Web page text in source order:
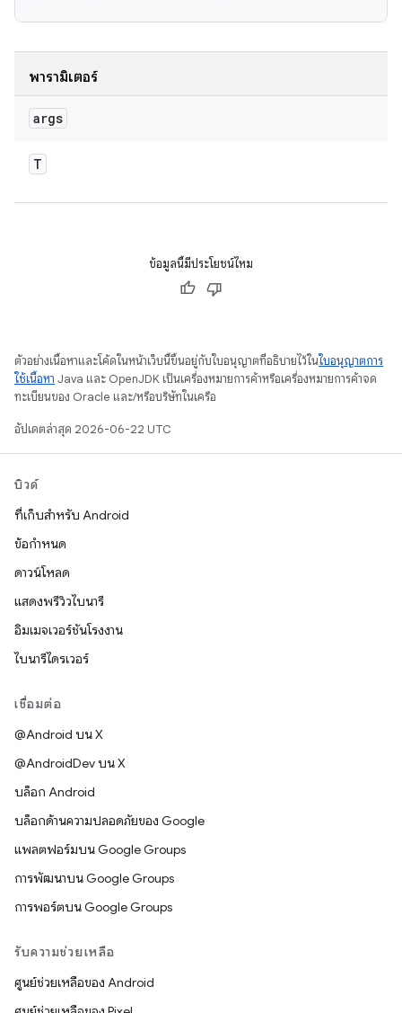
พารามิเตอร์
args
T
ข้อมูลนี้มีประโยชน์ไหม
ตัวอย่างเนื้อหาและโค้ดในหน้าเว็บนี้ขึ้นอยู่กับใบอนุญาตที่อธิบายไว้ในใบอนุญาตการ
ใช้เนื้อหา Java และ OpenJDK เป็นเครื่องหมายการค้าหรือเครื่องหมายการค้าจด
ทะเบียนของ Oracle และ/หรือบริษัทในเครือ
อัปเดตล่าสุด 2026-06-22 UTC
บิวด์
ที่เก็บสำหรับ Android
ข้อกำหนด
ดาวน์โหลด
แสดงพรีวิวไบนารี
อิมเมจเวอร์ชันโรงงาน
ไบนารีไดรเวอร์
เชื่อมต่อ
@Android บน X
@AndroidDev บน X
บล็อก Android
บล็อกด้านความปลอดภัยของ Google
แพลตฟอร์มบน Google Groups
การพัฒนาบน Google Groups
การพอร์ตบน Google Groups
รับความช่วยเหลือ
ศูนย์ช่วยเหลือของ Android